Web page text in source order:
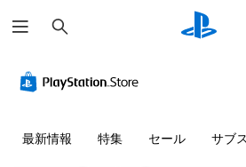
索
最新情報 特集 セール サブ